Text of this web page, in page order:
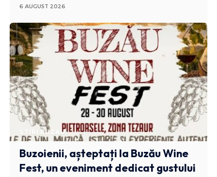
6 AUGUST 2026
STIRI BUZAU
Buzoienii, așteptați la Buzău Wine
Fest, un eveniment dedicat gustului